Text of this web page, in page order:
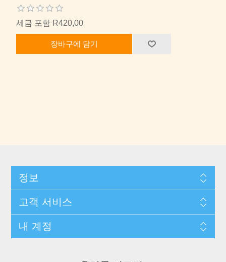
세금 포함 R420,00
장바구에 담기
정보
고객 서비스
내 계정